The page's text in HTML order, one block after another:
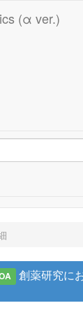
(α ver.)
創薬研究に